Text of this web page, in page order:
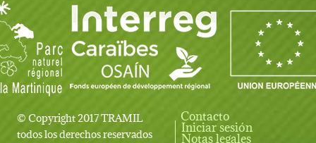
© Copyright 2017 TRAMIL
todos los derechos reservados
User account menu
Contacto
Iniciar sesión
Notas legales